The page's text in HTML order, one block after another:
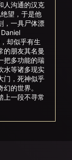
沟通的汉克
绝望，于是他
，一具尸体漂
却似乎有生
的朋友其名曼
把多功能的瑞
水等诸多现实
门，死神似乎
的世界。
一段不寻常